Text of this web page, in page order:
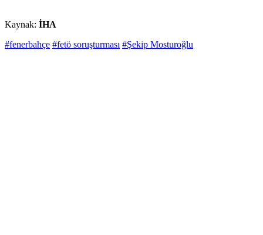
Kaynak: İHA
#fenerbahçe #fetö soruşturması #Şekip Mosturoğlu